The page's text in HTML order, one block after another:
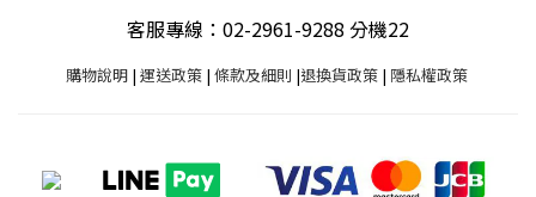
客服專線：02-2961-9288 分機22
購物說明| 運送政策 | 條款及細則 |退換貨政策| 隱私權政策